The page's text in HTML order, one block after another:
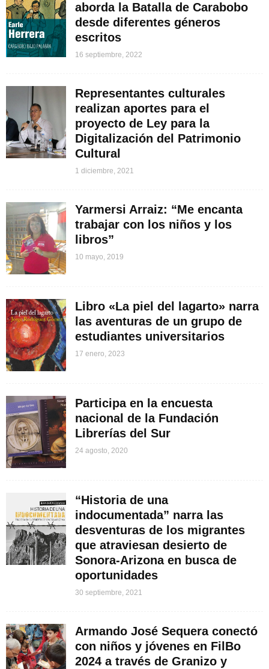
aborda la Batalla de Carabobo
desde diferentes géneros
escritos
16 septiembre, 2022
Representantes culturales
realizan aportes para el
proyecto de Ley para la
Digitalización del Patrimonio
Cultural
1 diciembre, 2021
Yarmersi Arraiz: “Me encanta
trabajar con los niños y los
libros”
10 mayo, 2019
Libro «La piel del lagarto» narra
las aventuras de un grupo de
estudiantes universitarios
17 enero, 2023
Participa en la encuesta
nacional de la Fundación
Librerías del Sur
24 agosto, 2020
“Historia de una
indocumentada” narra las
desventuras de los migrantes
que atraviesan desierto de
Sonora-Arizona en busca de
oportunidades
30 septiembre, 2021
Armando José Sequera conectó
con niños y jóvenes en FilBo
2024 a través de Granizo y